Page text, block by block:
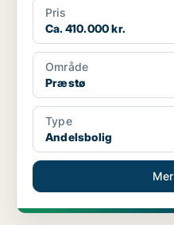
Pris
Ca. 410.000 kr.
Område
Præstø
Type
Andelsbolig